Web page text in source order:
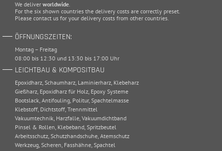
We deliver worldwide.
For the six shown countries the delivery costs are correctly preset.
Please contact us for your delivery costs from other countries.
ÖFFNUNGSZEITEN:
Montag – Freitag
08:00 bis 12:30 und 13:30 bis 17:00 Uhr
LEICHTBAU & KOMPOSITBAU
Epoxidharz, Schaumharz, Laminierharz, Klebeharz
Gießharz, Epoxidharz für Holz, Epoxy Systeme
Bootslack, Antifouling, Politur, Spachtelmasse
Klebstoff, Dichtstoff, Trennmittel
Vakuumtechnik, Harzfalle, Vakuumdichtband
Pinsel & Rollen, Klebeband, Spritzbeutel
Arbeitsschutz, Schutzhandschuhe, Atemschutz
Werkzeug, Scheren, Fasshähne, Spachtel